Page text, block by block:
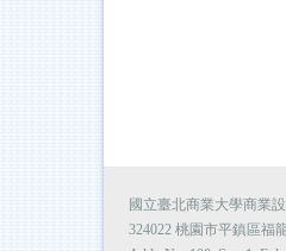
國立臺北商業大學商業
324022 桃園市平鎮區福